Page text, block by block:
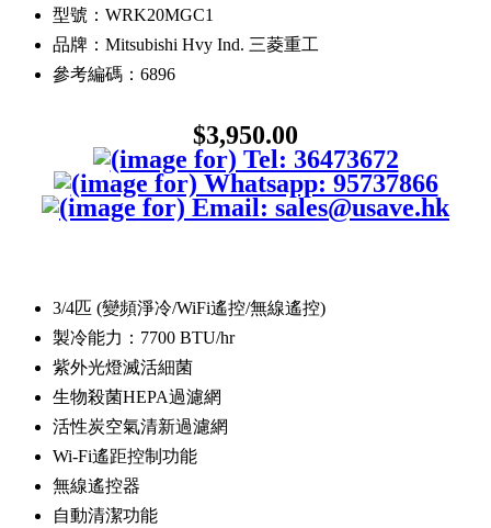
型號：WRK20MGC1
品牌：Mitsubishi Hvy Ind. 三菱重工
參考編碼：6896
$3,950.00
3/4匹 (變頻淨冷/WiFi遙控/無線遙控)
製冷能力：7700 BTU/hr
紫外光燈滅活細菌
生物殺菌HEPA過濾網
活性炭空氣清新過濾網
Wi-Fi遙距控制功能
無線遙控器
自動清潔功能